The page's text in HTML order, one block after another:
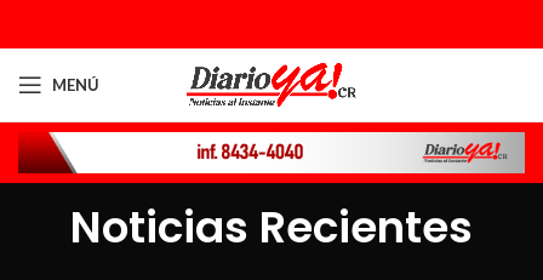
MENÚ
Noticias Recientes